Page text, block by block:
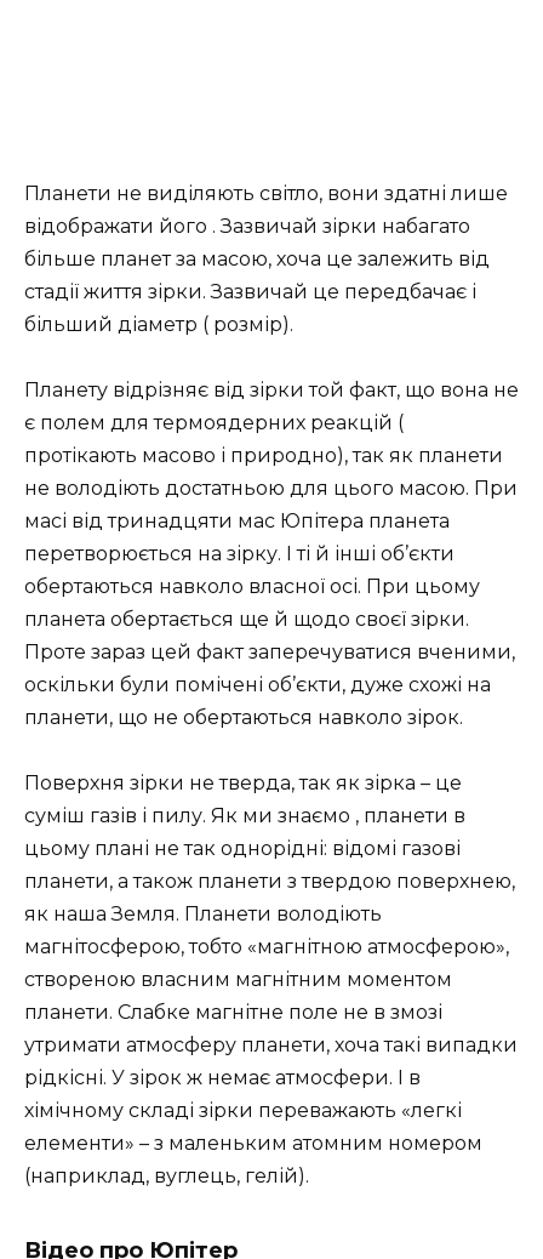
Планети не виділяють світло, вони здатні лише
відображати його . Зазвичай зірки набагато
більше планет за масою, хоча це залежить від
стадії життя зірки. Зазвичай це передбачає і
більший діаметр ( розмір).
Планету відрізняє від зірки той факт, що вона не
є полем для термоядерних реакцій (
протікають масово і природно), так як планети
не володіють достатньою для цього масою. При
масі від тринадцяти мас Юпітера планета
перетворюється на зірку. І ті й інші об’єкти
обертаються навколо власної осі. При цьому
планета обертається ще й щодо своєї зірки.
Проте зараз цей факт заперечуватися вченими,
оскільки були помічені об’єкти, дуже схожі на
планети, що не обертаються навколо зірок.
Поверхня зірки не тверда, так як зірка – це
суміш газів і пилу. Як ми знаємо , планети в
цьому плані не так однорідні: відомі газові
планети, а також планети з твердою поверхнею,
як наша Земля. Планети володіють
магнітосферою, тобто «магнітною атмосферою»,
створеною власним магнітним моментом
планети. Слабке магнітне поле не в змозі
утримати атмосферу планети, хоча такі випадки
рідкісні. У зірок ж немає атмосфери. І в
хімічному складі зірки переважають «легкі
елементи» – з маленьким атомним номером
(наприклад, вуглець, гелій).
Відео про Юпітер